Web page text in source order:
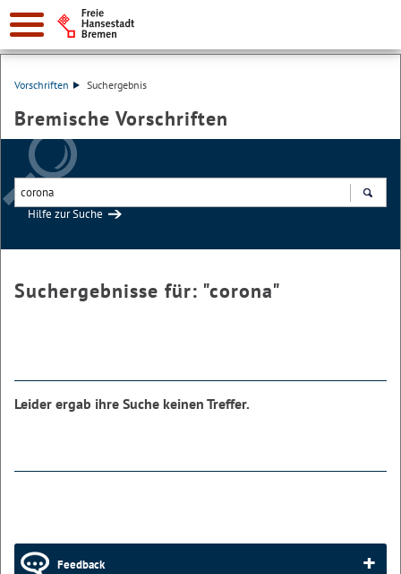
Vorschriften Suchergebnis
Bremische Vorschriften
Hilfe zur Suche
Suchergebnisse für: "corona"
Leider ergab ihre Suche keinen Treffer.
Feedback